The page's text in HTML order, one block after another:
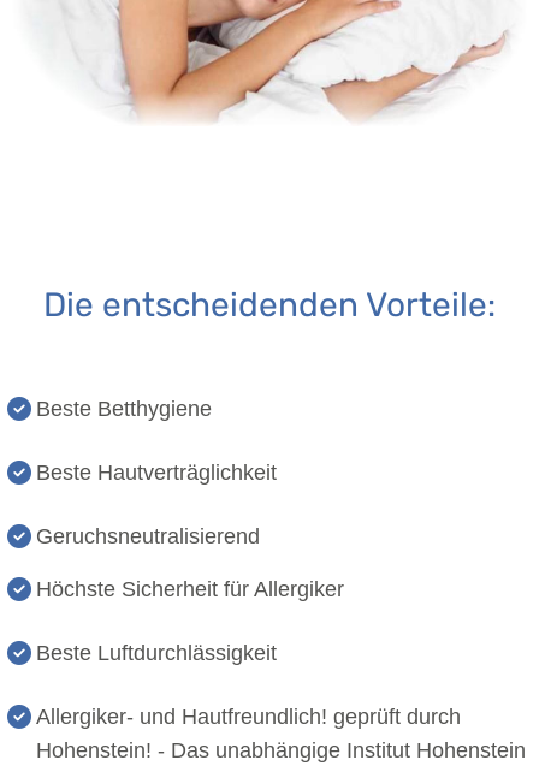
Die entscheidenden Vorteile:
Beste Betthygiene
Beste Hautverträglichkeit
Geruchsneutralisierend
Höchste Sicherheit für Allergiker
Beste Luftdurchlässigkeit
Allergiker- und Hautfreundlich! geprüft durch
Hohenstein! - Das unabhängige Institut Hohenstein